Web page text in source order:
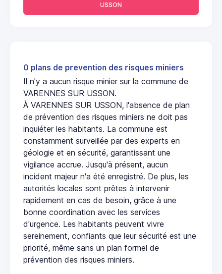
USSON
0 plans de prevention des risques miniers
Il n'y a aucun risque minier sur la commune de
VARENNES SUR USSON.
À VARENNES SUR USSON, l'absence de plan
de prévention des risques miniers ne doit pas
inquiéter les habitants. La commune est
constamment surveillée par des experts en
géologie et en sécurité, garantissant une
vigilance accrue. Jusqu'à présent, aucun
incident majeur n'a été enregistré. De plus, les
autorités locales sont prêtes à intervenir
rapidement en cas de besoin, grâce à une
bonne coordination avec les services
d'urgence. Les habitants peuvent vivre
sereinement, confiants que leur sécurité est une
priorité, même sans un plan formel de
prévention des risques miniers.